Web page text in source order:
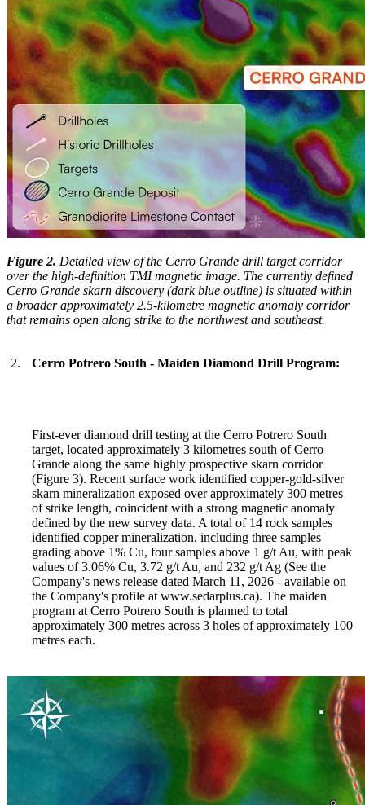
Figure 2. Detailed view of the Cerro Grande drill target corridor
over the high-definition TMI magnetic image. The currently defined
Cerro Grande skarn discovery (dark blue outline) is situated within
a broader approximately 2.5-kilometre magnetic anomaly corridor
that remains open along strike to the northwest and southeast.
2. Cerro Potrero South - Maiden Diamond Drill Program:
First-ever diamond drill testing at the Cerro Potrero South
target, located approximately 3 kilometres south of Cerro
Grande along the same highly prospective skarn corridor
(Figure 3). Recent surface work identified copper-gold-silver
skarn mineralization exposed over approximately 300 metres
of strike length, coincident with a strong magnetic anomaly
defined by the new survey data. A total of 14 rock samples
identified copper mineralization, including three samples
grading above 1% Cu, four samples above 1 g/t Au, with peak
values of 3.06% Cu, 3.72 g/t Au, and 232 g/t Ag (See the
Company's news release dated March 11, 2026 - available on
the Company's profile at www.sedarplus.ca). The maiden
program at Cerro Potrero South is planned to total
approximately 300 metres across 3 holes of approximately 100
metres each.